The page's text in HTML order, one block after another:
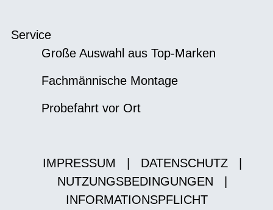
Service
Große Auswahl aus Top-Marken
Fachmännische Montage
Probefahrt vor Ort
IMPRESSUM DATENSCHUTZ
NUTZUNGSBEDINGUNGEN
INFORMATIONSPFLICHT